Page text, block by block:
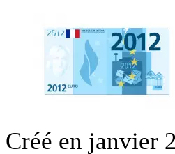
Créé en janvier